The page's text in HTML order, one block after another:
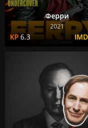
Ферри
2021
6.3